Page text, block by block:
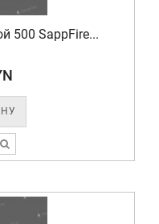
500 SappFire...